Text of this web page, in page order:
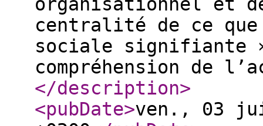
centralité de ce
sociale signifiante
compréhension de
</description>
<pubDate>ven., 03